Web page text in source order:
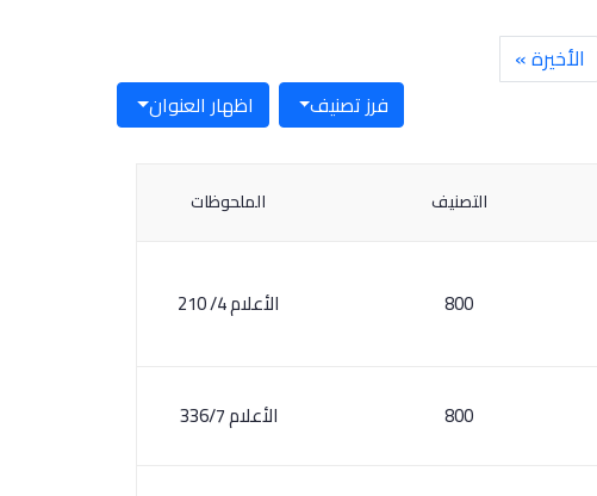
الأخيرة »
اظهار العنوان فرز تصنيف
التصنيف الملحوظات
800 الأعلام 4/ 210
800 الأعلام 336/7